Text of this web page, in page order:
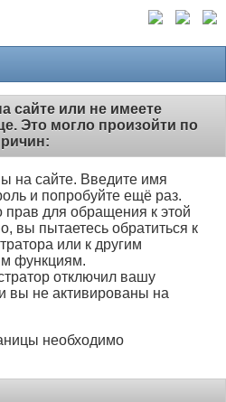
сайте или не имеете
Это могло произойти по
на сайте. Введите имя
и попробуйте ещё раз.
прав для обращения к этой
вы пытаетесь обратиться к
или к другим
функциям.
отключил вашу
вы не активированы на
необходимо